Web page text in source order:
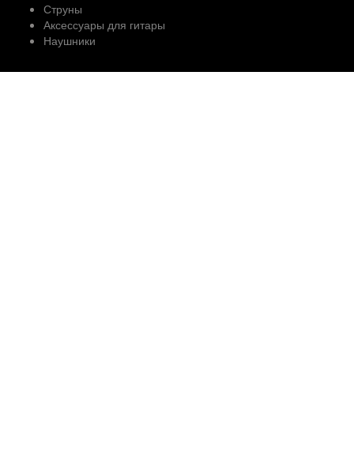
Струны
Аксессуары для гитары
Наушники